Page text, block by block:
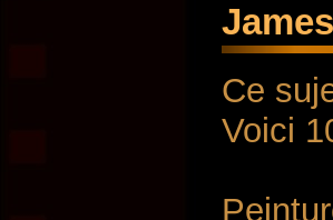
Ce
Voici